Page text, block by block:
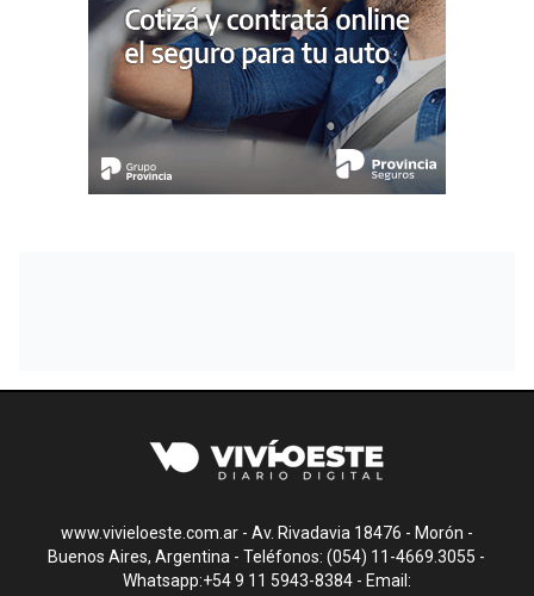
www.vivieloeste.com.ar - Av. Rivadavia 18476 - Morón -
Buenos Aires, Argentina - Teléfonos: (054) 11-4669.3055 -
Whatsapp:+54 9 11 5943-8384 - Email: